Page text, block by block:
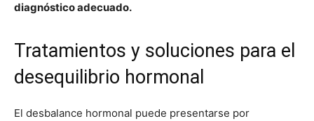
diagnóstico adecuado.
Tratamientos y soluciones para el
desequilibrio hormonal
El desbalance hormonal puede presentarse por